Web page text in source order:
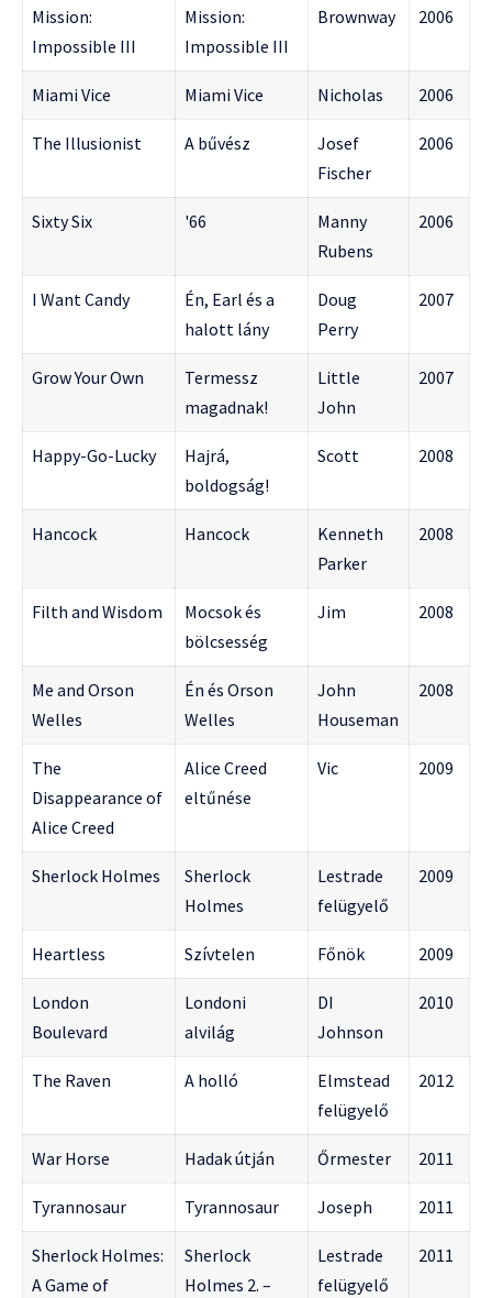
Mission:
Impossible III
Mission:
Impossible III
Brownway 2006
Miami Vice Miami Vice Nicholas 2006
The Illusionist A bűvész
Josef
Fischer
2006
Sixty Six '66
Manny
Rubens
2006
I Want Candy
Én, Earl és a
halott lány
Doug
Perry
2007
Grow Your Own
Termessz
magadnak!
Little
John
2007
Happy-Go-Lucky
Hajrá,
boldogság!
Scott 2008
Hancock Hancock
Kenneth
Parker
2008
Filth and Wisdom
Mocsok és
bölcsesség
Jim 2008
Me and Orson
Welles
Én és Orson
Welles
John
Houseman
2008
The
Disappearance of
Alice Creed
Alice Creed
eltűnése
Vic 2009
Sherlock Holmes
Sherlock
Holmes
Lestrade
felügyelő
2009
Heartless Szívtelen Főnök 2009
London
Boulevard
Londoni
alvilág
DI
Johnson
2010
The Raven A holló
Elmstead
felügyelő
2012
War Horse Hadak útján Őrmester 2011
Tyrannosaur Tyrannosaur Joseph 2011
Sherlock Holmes:
A Game of
Sherlock
Holmes 2. –
Lestrade
felügyelő
2011